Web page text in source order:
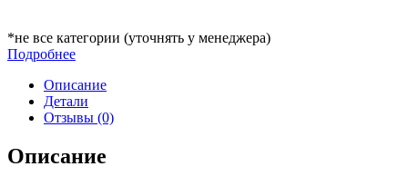
*не все категории (уточнять у менеджера)
Подробнее
Описание
Детали
Отзывы (0)
Описание